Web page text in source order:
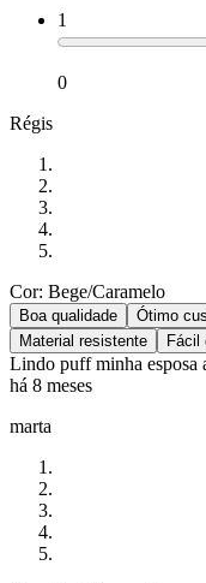
1
0
Régis
Cor: Bege/Caramelo
Boa qualidade Ótimo
Material resistente
Fácil
Lindo puff minha esposa
há 8 meses
marta